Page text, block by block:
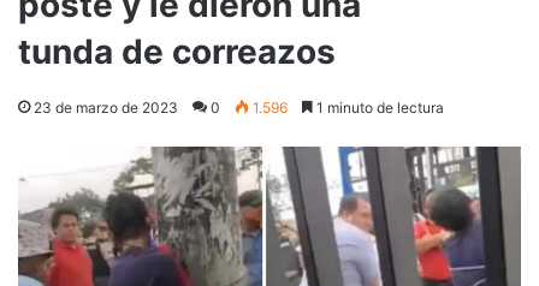
tunda de correazos
23 de marzo de 2023 0 1.596 1 minuto de lectura